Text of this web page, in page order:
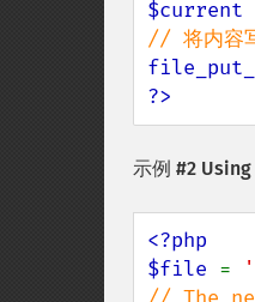
$current
?>
示例 #2
<?php
$file =